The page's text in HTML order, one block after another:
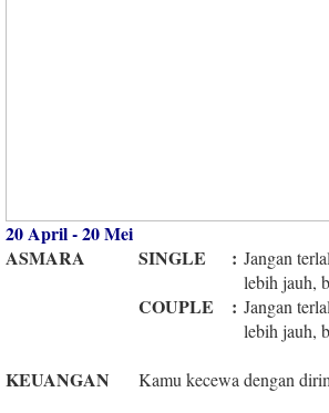
20 April - 20 Mei
ASMARA
SINGLE : Jangan
lebih jauh,
COUPLE : Jangan
lebih jauh,
KEUANGAN Kamu kecewa dengan